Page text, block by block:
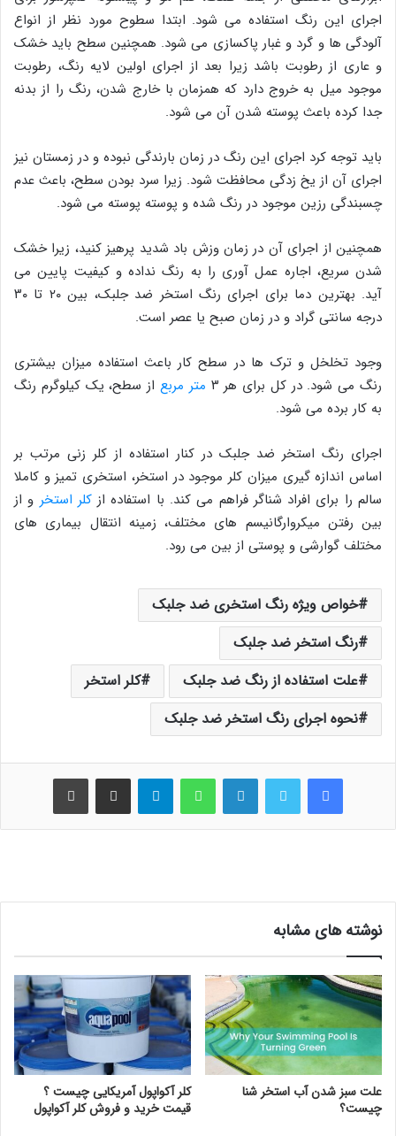
اجرای این رنگ استفاده می شود. ابتدا سطوح مورد نظر از انواع
آلودگی ها و گرد و غبار پاکسازی می شود. همچنین سطح باید خشک
و عاری از رطوبت باشد زیرا بعد از اجرای اولین لایه رنگ، رطوبت
موجود میل به خروج دارد که همزمان با خارج شدن، رنگ را از بدنه
جدا کرده باعث پوسته شدن آن می شود.
باید توجه کرد اجرای این رنگ در زمان بارندگی نبوده و در زمستان نیز
اجرای آن از یخ زدگی محافظت شود. زیرا سرد بودن سطح، باعث عدم
چسبندگی رزین موجود در رنگ شده و پوسته پوسته می شود.
همچنین از اجرای آن در زمان وزش باد شدید پرهیز کنید، زیرا خشک
شدن سریع، اجاره عمل آوری را به رنگ نداده و کیفیت پایین می
آید. بهترین دما برای اجرای رنگ استخر ضد جلبک، بین ۲۰ تا ۳۰
درجه سانتی گراد و در زمان صبح یا عصر است.
وجود تخلخل و ترک ها در سطح کار باعث استفاده میزان بیشتری
رنگ می شود. در کل برای هر ۳
متر مربع از سطح، یک کیلوگرم رنگ
به کار برده می شود.
اجرای رنگ استخر ضد جلبک در کنار استفاده از کلر زنی مرتب بر
اساس اندازه گیری میزان کلر موجود در استخر، استخری تمیز و کاملا
سالم را برای افراد شناگر فراهم می کند. با استفاده ازکلر استخر و از
بین رفتن میکروارگانیسم های مختلف، زمینه انتقال بیماری های
مختلف گوارشی و پوستی از بین می رود.
خواص ویژه رنگ استخری ضد جلبک
رنگ استخر ضد جلبک
علت استفاده از رنگ ضد جلبک
کلر استخر
نحوه اجرای رنگ استخر ضد جلبک
فیس بوک لینکدین واتس آپ اشتراک گذاری از طریق ایمیل
نوشته های مشابه
علت سبز شدن آب استخر شنا
چیست؟
کلر آکواپول آمریکایی چیست ؟
قیمت خرید و فروش کلر آکواپول